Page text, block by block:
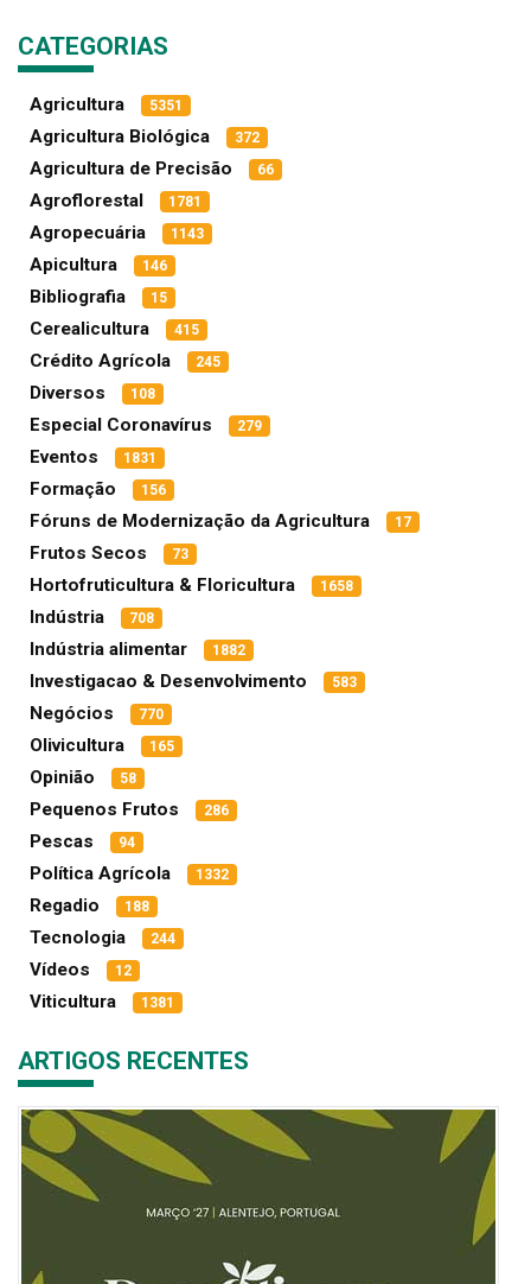
CATEGORIAS
Agricultura 5351
Agricultura Biológica 372
Agricultura de Precisão 66
Agroflorestal 1781
Agropecuária 1143
Apicultura 146
Bibliografia 15
Cerealicultura 415
Crédito Agrícola 245
Diversos 108
Especial Coronavírus 279
Eventos 1831
Formação 156
Fóruns de Modernização da Agricultura 17
Frutos Secos 73
Hortofruticultura & Floricultura 1658
Indústria 708
Indústria alimentar 1882
Investigacao & Desenvolvimento 583
Negócios 770
Olivicultura 165
Opinião 58
Pequenos Frutos 286
Pescas 94
Política Agrícola 1332
Regadio 188
Tecnologia 244
Vídeos 12
Viticultura 1381
ARTIGOS RECENTES